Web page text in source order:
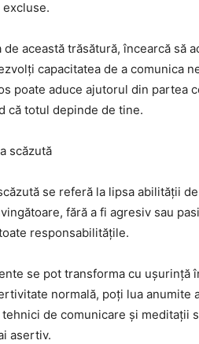
de această trăsătură, încearcă să
capacitatea de a comunica
poate aduce ajutorul din partea
că totul depinde de tine.
scăzută
se referă la lipsa abilității
fără a fi agresiv sau
responsabilitățile.
se pot transforma cu ușurință
normală, poți lua anumite
de comunicare și meditații
asertiv.